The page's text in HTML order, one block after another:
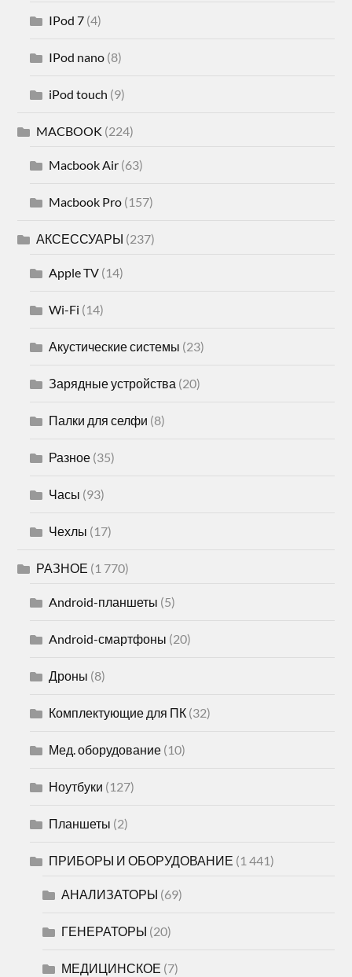
IPod 7 (4)
IPod nano (8)
iPod touch (9)
MACBOOK (224)
Macbook Air (63)
Macbook Pro (157)
АКСЕССУАРЫ (237)
Apple TV (14)
Wi-Fi (14)
Акустические системы (23)
Зарядные устройства (20)
Палки для селфи (8)
Разное (35)
Часы (93)
Чехлы (17)
РАЗНОЕ (1 770)
Android-планшеты (5)
Android-смартфоны (20)
Дроны (8)
Комплектующие для ПК (32)
Мед. оборудование (10)
Ноутбуки (127)
Планшеты (2)
ПРИБОРЫ И ОБОРУДОВАНИЕ (1 441)
АНАЛИЗАТОРЫ (69)
ГЕНЕРАТОРЫ (20)
МЕДИЦИНСКОЕ (7)